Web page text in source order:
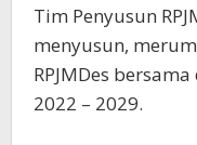
Tim Penyusun
menyusun,
RPJMDes
2022 – 2029.